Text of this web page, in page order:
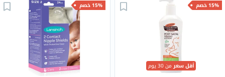
15% خصم
أقل سعرمن 30 يوم
15% خصم